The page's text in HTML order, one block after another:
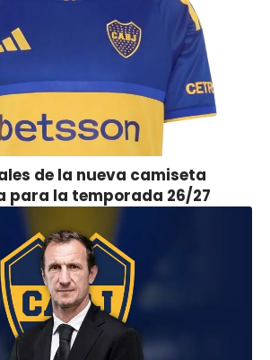
de la nueva camiseta
para la temporada 26/27